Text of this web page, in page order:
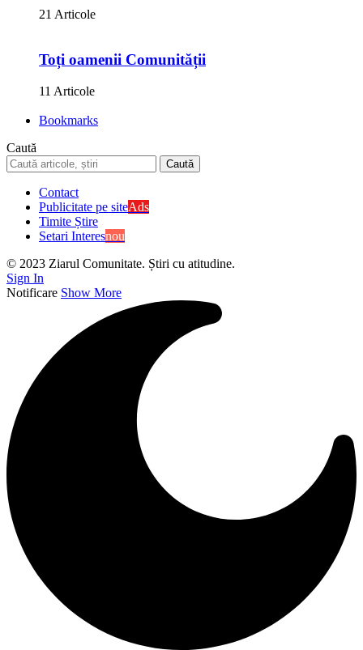
21 Articole
Toți oamenii Comunității
11 Articole
Bookmarks
Caută
Contact
Publicitate pe siteAds
Timite Știre
Setari Interesnou
© 2023 Ziarul Comunitate. Știri cu atitudine.
Sign In
Notificare Show More